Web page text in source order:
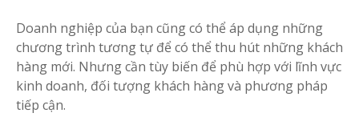
Doanh nghiệp của bạn cũng có thể áp dụng những
chương trình tương tự để có thể thu hút những khách
hàng mới. Nhưng cần tùy biến để phù hợp với lĩnh vực
kinh doanh, đối tượng khách hàng và phương pháp
tiếp cận.